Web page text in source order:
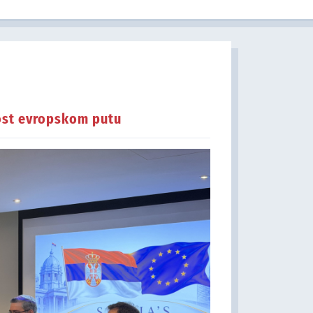
evropskom putu